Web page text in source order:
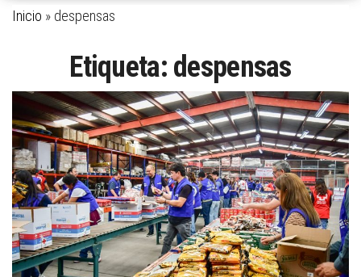
Inicio » despensas
Etiqueta: despensas